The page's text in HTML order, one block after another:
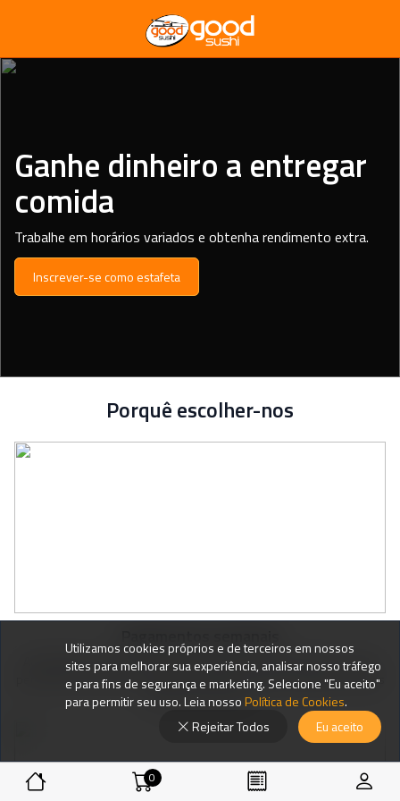
Ganhe dinheiro a entregar
comida
Trabalhe em horários variados e obtenha rendimento extra.
Inscrever-se como estafeta
Porquê escolher-nos
Ao trabalhar connosco, receberás pagamentos semanais, o que te
permite ter um fluxo constante de dinheiro e facilita a gestão das tuas
despesas pessoais.
0
Utilizamos cookies próprios e de terceiros em nossos
sites para melhorar sua experiência, analisar nosso tráfego
e para fins de segurança e marketing. Selecione "Eu aceito"
para permitir seu uso. Leia nossoPolítica de Cookies.
Rejeitar Todos
Eu aceito